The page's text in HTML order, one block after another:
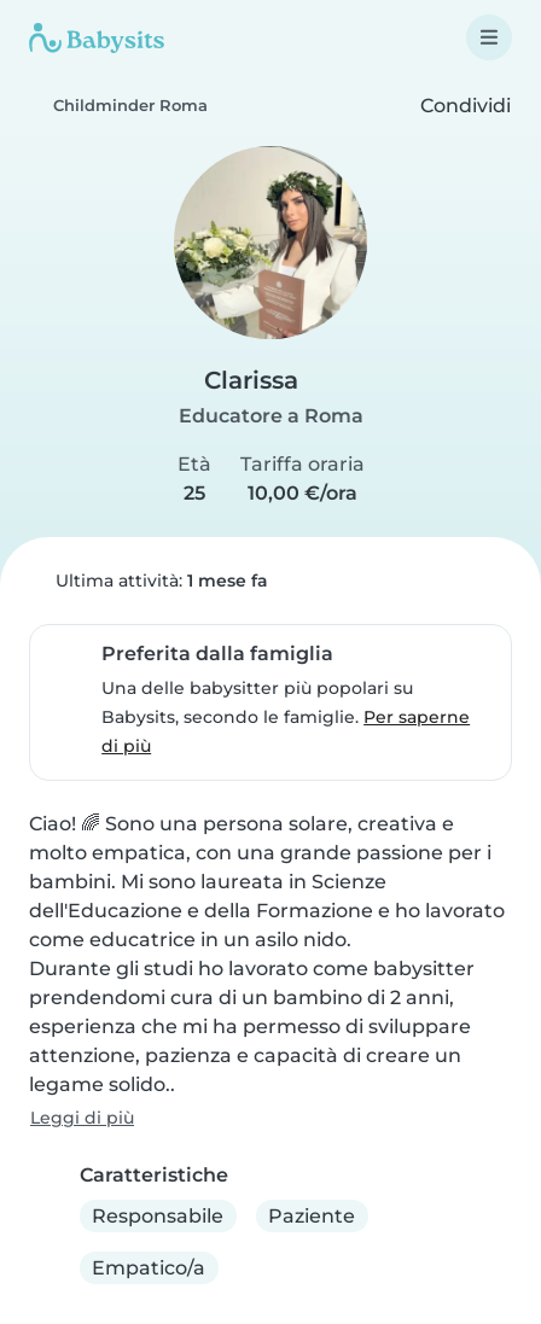
Childminder Roma Condividi
Clarissa
Educatore a Roma
Età
25
Tariffa oraria
10,00 €/ora
Ultima attività: 1 mese fa
Preferita dalla famiglia
Una delle babysitter più popolari su
Babysits, secondo le famiglie. Per saperne
di più
Ciao! 🌈 Sono una persona solare, creativa e
molto empatica, con una grande passione per i
bambini. Mi sono laureata in Scienze
dell'Educazione e della Formazione e ho lavorato
come educatrice in un asilo nido.
Durante gli studi ho lavorato come babysitter
prendendomi cura di un bambino di 2 anni,
esperienza che mi ha permesso di sviluppare
attenzione, pazienza e capacità di creare un
legame solido..
Leggi di più
Caratteristiche
Responsabile
Paziente
Empatico/a